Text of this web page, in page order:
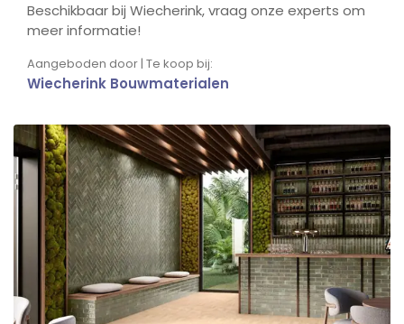
Beschikbaar bij Wiecherink, vraag onze experts om
meer informatie!
Aangeboden door | Te koop bij:
Wiecherink Bouwmaterialen